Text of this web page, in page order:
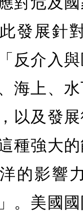
發展針
反介入
海上、
以及發
種強大
的影響
」。美國